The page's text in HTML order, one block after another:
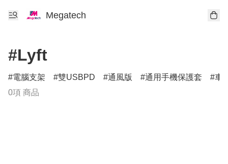
Megatech
#Lyft
電腦支架 雙USBPD 通風版 通用手機保護套
車
0項 商品